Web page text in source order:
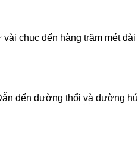
chục đến hàng trăm mét
đến đường thổi và đường